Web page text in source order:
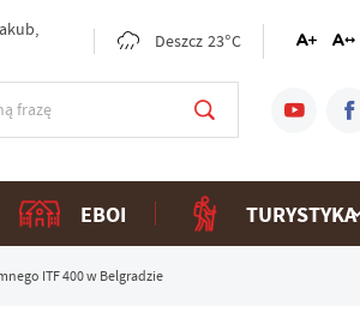
Deszcz 23°C
EBOI TURYSTYKA
ITF 400 w Belgradzie